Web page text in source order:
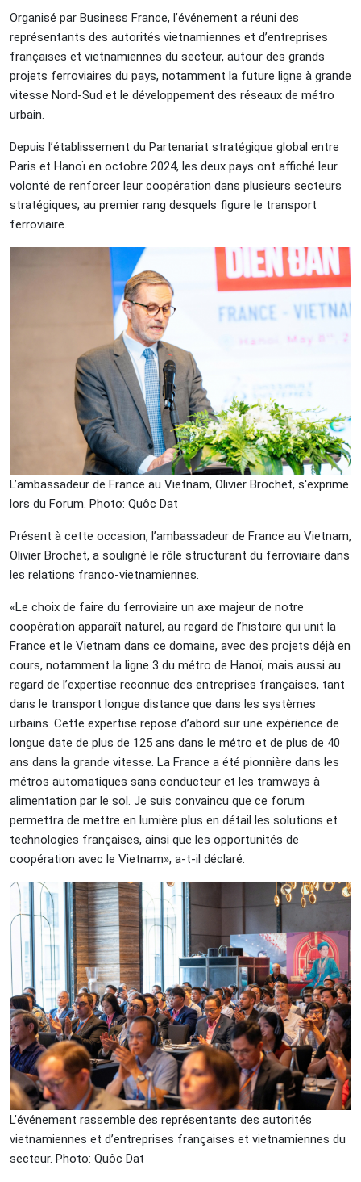
Organisé par Business France, l’événement a réuni des
représentants des autorités vietnamiennes et d’entreprises
françaises et vietnamiennes du secteur, autour des grands
projets ferroviaires du pays, notamment la future ligne à grande
vitesse Nord-Sud et le développement des réseaux de métro
urbain.
Depuis l’établissement du Partenariat stratégique global entre
Paris et Hanoï en octobre 2024, les deux pays ont affiché leur
volonté de renforcer leur coopération dans plusieurs secteurs
stratégiques, au premier rang desquels figure le transport
ferroviaire.
L’ambassadeur de France au Vietnam, Olivier Brochet, s'exprime
lors du Forum. Photo: Quôc Dat
Présent à cette occasion, l’ambassadeur de France au Vietnam,
Olivier Brochet, a souligné le rôle structurant du ferroviaire dans
les relations franco-vietnamiennes.
«Le choix de faire du ferroviaire un axe majeur de notre
coopération apparaît naturel, au regard de l’histoire qui unit la
France et le Vietnam dans ce domaine, avec des projets déjà en
cours, notamment la ligne 3 du métro de Hanoï, mais aussi au
regard de l’expertise reconnue des entreprises françaises, tant
dans le transport longue distance que dans les systèmes
urbains. Cette expertise repose d’abord sur une expérience de
longue date de plus de 125 ans dans le métro et de plus de 40
ans dans la grande vitesse. La France a été pionnière dans les
métros automatiques sans conducteur et les tramways à
alimentation par le sol. Je suis convaincu que ce forum
permettra de mettre en lumière plus en détail les solutions et
technologies françaises, ainsi que les opportunités de
coopération avec le Vietnam», a-t-il déclaré.
L’événement rassemble des représentants des autorités
vietnamiennes et d’entreprises françaises et vietnamiennes du
secteur. Photo: Quôc Dat